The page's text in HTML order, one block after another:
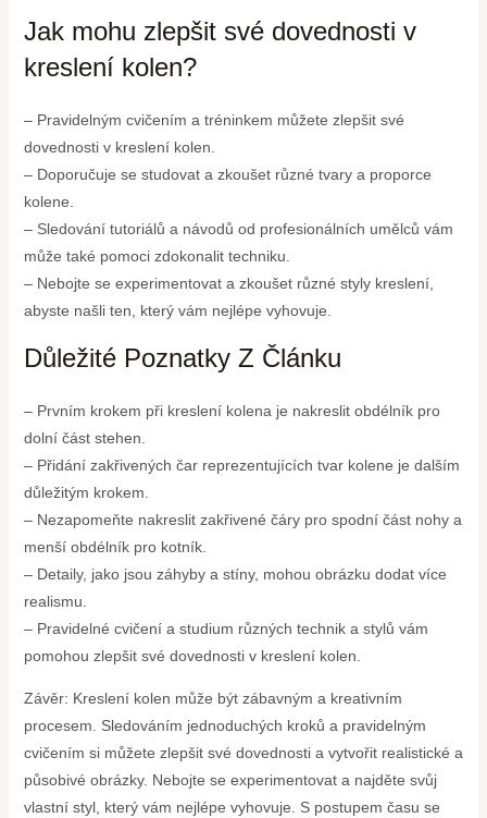
Jak mohu zlepšit své dovednosti v
kreslení kolen?
– Pravidelným cvičením a tréninkem můžete zlepšit své
dovednosti v kreslení kolen.
– Doporučuje se studovat a zkoušet různé tvary a proporce
kolene.
– Sledování tutoriálů a návodů od profesionálních umělců vám
může také pomoci zdokonalit techniku.
– Nebojte se experimentovat a zkoušet různé styly kreslení,
abyste našli ten, který vám nejlépe vyhovuje.
Důležité Poznatky Z Článku
– Prvním krokem při kreslení kolena je nakreslit obdélník pro
dolní část stehen.
– Přidání zakřivených čar reprezentujících tvar kolene je dalším
důležitým krokem.
– Nezapomeňte nakreslit zakřivené čáry pro spodní část nohy a
menší obdélník pro kotník.
– Detaily, jako jsou záhyby a stíny, mohou obrázku dodat více
realismu.
– Pravidelné cvičení a studium různých technik a stylů vám
pomohou zlepšit své dovednosti v kreslení kolen.
Závěr: Kreslení kolen může být zábavným a kreativním
procesem. Sledováním jednoduchých kroků a pravidelným
cvičením si můžete zlepšit své dovednosti a vytvořit realistické a
působivé obrázky. Nebojte se experimentovat a najděte svůj
vlastní styl, který vám nejlépe vyhovuje. S postupem času se